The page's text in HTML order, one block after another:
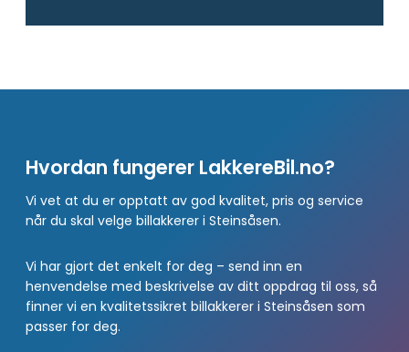
Hvordan fungerer LakkereBil.no?
Vi vet at du er opptatt av god kvalitet, pris og service
når du skal velge billakkerer i Steinsåsen.
Vi har gjort det enkelt for deg – send inn en
henvendelse med beskrivelse av ditt oppdrag til oss, så
finner vi en kvalitetssikret billakkerer i Steinsåsen som
passer for deg.